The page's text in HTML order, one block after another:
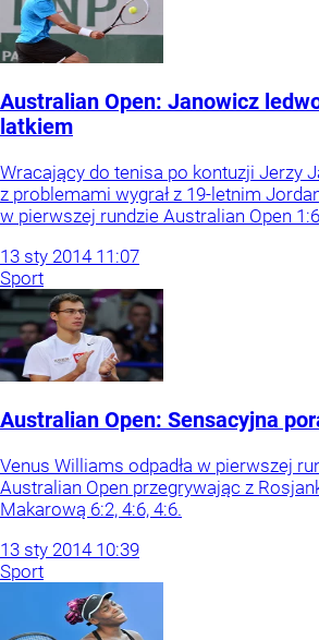
Australian Open: Janowicz
latkiem
Wracający do tenisa po kontuzji Jerzy
z problemami wygrał z 19-letnim
w pierwszej rundzie Australian Open
13 sty 2014 11:07
Sport
Australian Open: Sensacyjna
Venus Williams odpadła w pierwszej
Australian Open przegrywając z
Makarową 6:2, 4:6, 4:6.
13 sty 2014 10:39
Sport